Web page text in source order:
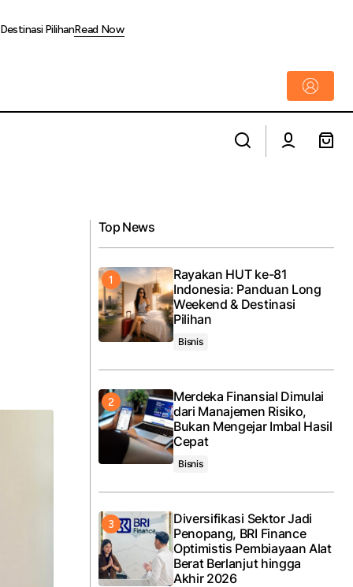
PilihanRead Now
Top News
Rayakan HUT ke-81
Indonesia: Panduan Long
Weekend & Destinasi
Pilihan
Bisnis
Merdeka Finansial Dimulai
dari Manajemen Risiko,
Bukan Mengejar Imbal Hasil
Cepat
Bisnis
Diversifikasi Sektor Jadi
Penopang, BRI Finance
Optimistis Pembiayaan Alat
Berat Berlanjut hingga
Akhir 2026